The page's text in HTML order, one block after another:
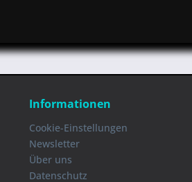
Informationen
Cookie-Einstellungen
Newsletter
Über uns
Datenschutz